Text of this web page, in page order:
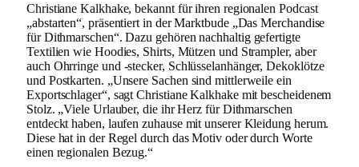
Christiane Kalkhake, bekannt für ihren regionalen Podcast
„abstarten“, präsentiert in der Marktbude „Das Merchandise
für Dithmarschen“. Dazu gehören nachhaltig gefertigte
Textilien wie Hoodies, Shirts, Mützen und Strampler, aber
auch Ohrringe und -stecker, Schlüsselanhänger, Dekoklötze
und Postkarten. „Unsere Sachen sind mittlerweile ein
Exportschlager“, sagt Christiane Kalkhake mit bescheidenem
Stolz. „Viele Urlauber, die ihr Herz für Dithmarschen
entdeckt haben, laufen zuhause mit unserer Kleidung herum.
Diese hat in der Regel durch das Motiv oder durch Worte
einen regionalen Bezug.“